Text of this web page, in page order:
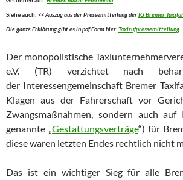
Siehe auch: << Auszug aus der Pressemitteilung derIG Bremer
Die ganze Erklärung gibt es in pdf Form hier:Taxirufpressemitteilung
Der monopolistische
e.V. (TR) verzichtet nach
der Interessengemeinschaft Bremer
Klagen aus der Fahrerschaft vor
Zwangsmaßnahmen, sondern auch auf
genannte „Gestattungsverträge“) für
diese waren letzten Endes rechtlich nicht
Das ist ein wichtiger Sieg für alle